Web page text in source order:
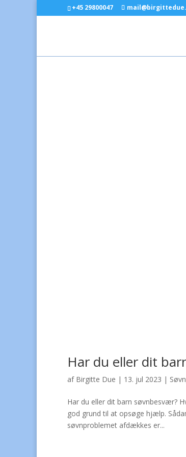
+45 29800047
Har du eller dit
af Birgitte Due | 13. jul 2023 |
Har du eller dit barn søvnbesvær?
god grund til at opsøge hjælp.
søvnproblemet afdækkes er...